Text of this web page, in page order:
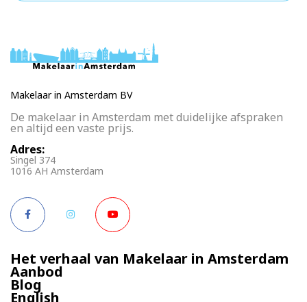
Makelaar in Amsterdam BV
De makelaar in Amsterdam met duidelijke afspraken
en altijd een vaste prijs.
Adres:
Singel 374
1016 AH Amsterdam
Het verhaal van Makelaar in Amsterdam
Aanbod
Blog
English